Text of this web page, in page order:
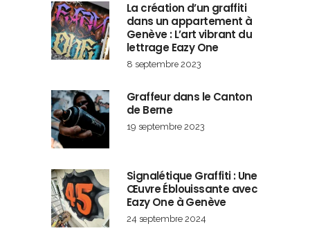
La création d’un graffiti
dans un appartement à
Genève : L’art vibrant du
lettrage Eazy One
8 septembre 2023
Graffeur dans le Canton
de Berne
19 septembre 2023
Signalétique Graffiti : Une
Œuvre Éblouissante avec
Eazy One à Genève
24 septembre 2024